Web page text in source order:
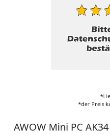
*der Preis
AWOW Mini PC